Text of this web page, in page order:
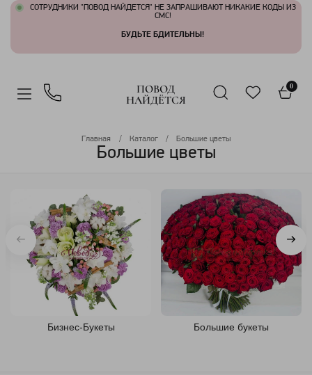
СОТРУДНИКИ "ПОВОД НАЙДЕТСЯ" НЕ ЗАПРАШИВАЮТ НИКАКИЕ КОДЫ ИЗ
СМС!
БУДЬТЕ БДИТЕЛЬНЫ!
ПОВОД
НАЙДЁТСЯ
0
Главная Каталог Большие цветы
Большие цветы
Бизнес-Букеты Большие букеты